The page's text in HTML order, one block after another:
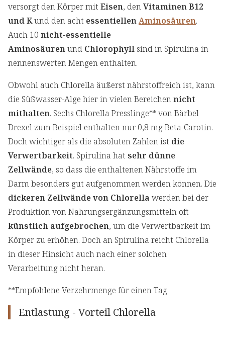
versorgt den Körper mit Eisen, denVitaminen B12
und Kund den acht essentiellenAminosäuren.
Auch 10 nicht-essentielle
Aminosäurenund Chlorophyll sind in Spirulina in
nennenswerten Mengen enthalten.
Obwohl auch Chlorella äußerst nährstoffreich ist, kann
die Süßwasser-Alge hier in vielen Bereichennicht
mithalten. Sechs Chlorella Presslinge** von Bärbel
Drexel zum Beispiel enthalten nur 0,8 mg Beta-Carotin.
Doch wichtiger als die absoluten Zahlen ist die
Verwertbarkeit. Spirulina hat sehr dünne
Zellwände, so dass die enthaltenen Nährstoffe im
Darm besonders gut aufgenommen werden können. Die
dickeren Zellwände von Chlorella werden bei der
Produktion von Nahrungsergänzungsmitteln oft
künstlich aufgebrochen, um die Verwertbarkeit im
Körper zu erhöhen. Doch an Spirulina reicht Chlorella
in dieser Hinsicht auch nach einer solchen
Verarbeitung nicht heran.
**Empfohlene Verzehrmenge für einen Tag
Entlastung - Vorteil Chlorella